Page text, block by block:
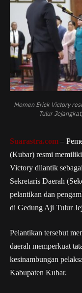
Momen Erick Victory
Tulur
Suarastra.com –
(Kubar) resmi
Victory dilantik
Sekretaris Daerah
pelantikan dan
di Gedung Aji Tulur
Pelantikan tersebut
daerah memperkuat
kesinambungan
Kabupaten Kubar.